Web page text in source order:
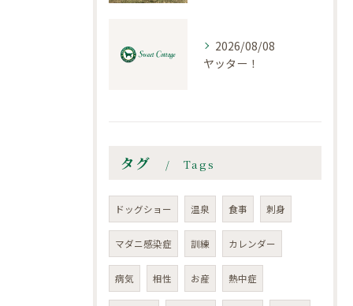
2026/08/08
ヤッター！
タグ Tags
ドッグショー 温泉 食事 刺身
マダニ感染症 訓練 カレンダー
病気 相性 お産 熱中症